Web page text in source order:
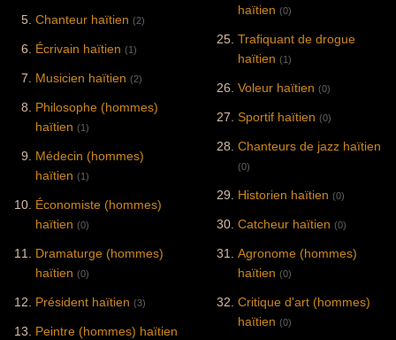
Chanteur haïtien (2)
Écrivain haïtien (1)
Musicien haïtien (2)
Philosophe (hommes)
haïtien (1)
Médecin (hommes)
haïtien (1)
Économiste (hommes)
haïtien (0)
Dramaturge (hommes)
haïtien (0)
Président haïtien (3)
Peintre (hommes) haïtien
haïtien (0)
Trafiquant de drogue
haïtien (1)
Voleur haïtien (0)
Sportif haïtien (0)
Chanteurs de jazz haïtien
(0)
Historien haïtien (0)
Catcheur haïtien (0)
Agronome (hommes)
haïtien (0)
Critique d'art (hommes)
haïtien (0)